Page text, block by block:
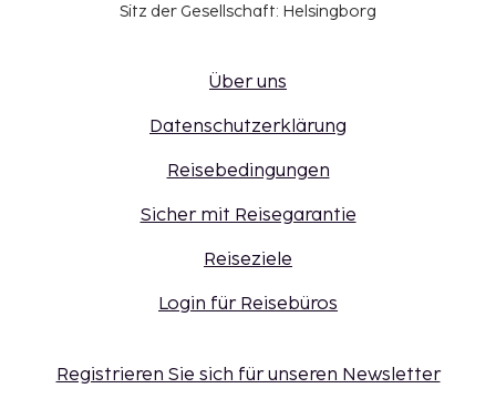
Sitz der Gesellschaft: Helsingborg
Über uns
Datenschutzerklärung
Reisebedingungen
Sicher mit Reisegarantie
Reiseziele
Login für Reisebüros
Registrieren Sie sich für unseren Newsletter